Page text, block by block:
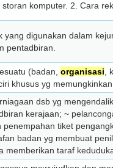
komputer. 2. Cara
yang digunakan dalam
pentadbiran.
(badan, organisasi
khusus yg
dsb yg
kerajaan; ~
tiket
badan yg membuat
memberikan taraf